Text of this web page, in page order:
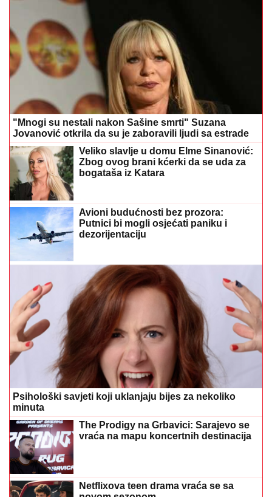
"Mnogi su nestali nakon Sašine smrti" Suzana
Jovanović otkrila da su je zaboravili ljudi sa estrade
Veliko slavlje u domu Elme Sinanović:
Zbog ovog brani kćerki da se uda za
bogataša iz Katara
Avioni budućnosti bez prozora:
Putnici bi mogli osjećati paniku i
dezorijentaciju
Psihološki savjeti koji uklanjaju bijes za nekoliko
minuta
The Prodigy na Grbavici: Sarajevo se
vraća na mapu koncertnih destinacija
Netflixova teen drama vraća se sa